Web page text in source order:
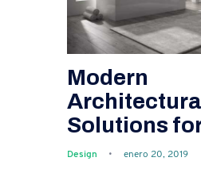
Modern
Solutions
Design enero 20, 2019